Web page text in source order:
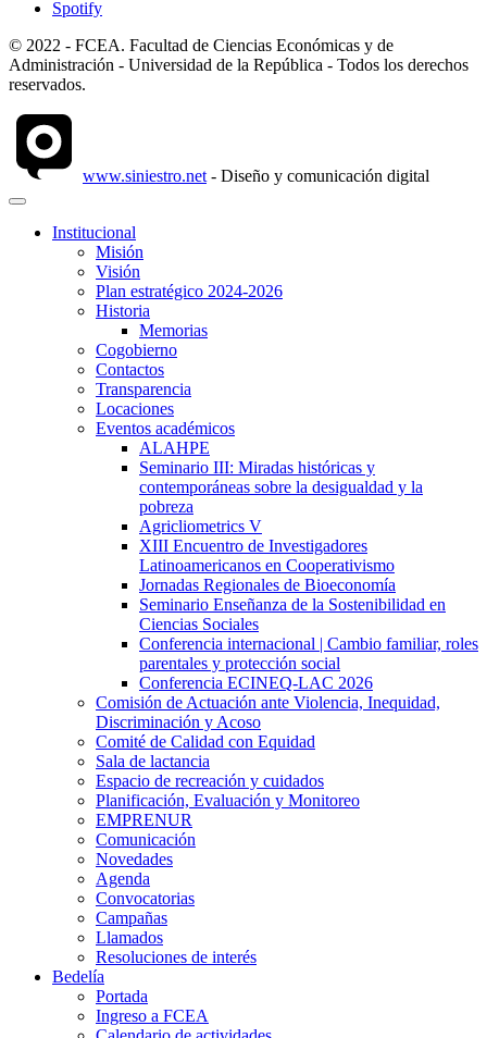
Spotify
© 2022 - FCEA. Facultad de Ciencias Económicas y de
Administración - Universidad de la República - Todos los derechos
reservados.
www.siniestro.net - Diseño y comunicación digital
Institucional
Misión
Visión
Plan estratégico 2024-2026
Historia
Memorias
Cogobierno
Contactos
Transparencia
Locaciones
Eventos académicos
ALAHPE
Seminario III: Miradas históricas y
contemporáneas sobre la desigualdad y la
pobreza
Agricliometrics V
XIII Encuentro de Investigadores
Latinoamericanos en Cooperativismo
Jornadas Regionales de Bioeconomía
Seminario Enseñanza de la Sostenibilidad en
Ciencias Sociales
Conferencia internacional | Cambio familiar, roles
parentales y protección social
Conferencia ECINEQ-LAC 2026
Comisión de Actuación ante Violencia, Inequidad,
Discriminación y Acoso
Comité de Calidad con Equidad
Sala de lactancia
Espacio de recreación y cuidados
Planificación, Evaluación y Monitoreo
EMPRENUR
Comunicación
Novedades
Agenda
Convocatorias
Campañas
Llamados
Resoluciones de interés
Bedelía
Portada
Ingreso a FCEA